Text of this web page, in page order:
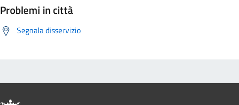
Problemi in città
Segnala disservizio